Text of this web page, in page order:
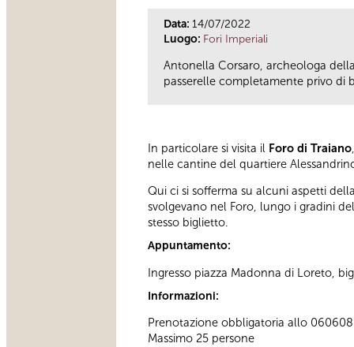
Data: 14/07/2022
Luogo: Fori Imperiali
Antonella Corsaro, archeologa
passerelle completamente privo di
In particolare si visita il Foro di Traiano
nelle cantine del quartiere
Qui ci si sofferma su alcuni aspetti
svolgevano nel Foro, lungo i gradini
stesso biglietto.
Appuntamento:
Ingresso piazza Madonna di Loreto,
Informazioni:
Prenotazione obbligatoria allo
Massimo 25 persone